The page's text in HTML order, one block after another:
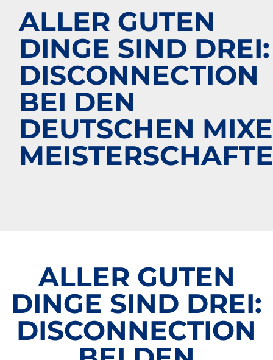
ALLER GUTEN
DINGE SIND DREI:
DISCONNECTION
BEI DEN
DEUTSCHEN
ALLER GUTEN
DINGE SIND DREI:
DISCONNECTION